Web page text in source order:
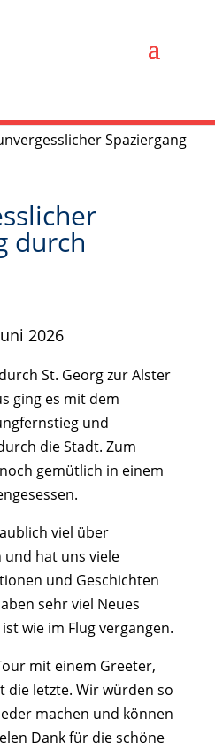
Spaziergang
durch
2026
St. Georg zur Alster
ging es mit dem
und
die Stadt. Zum
gemütlich in einem
viel über
und hat uns viele
und Geschichten
sehr viel Neues
wie im Flug vergangen.
mit einem Greeter,
die letzte. Wir würden so
machen und können
Dank für die schöne